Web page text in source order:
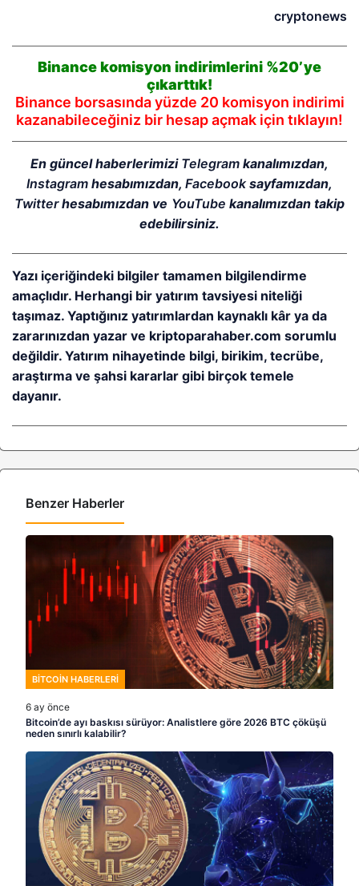
cryptonews
Binance komisyon indirimlerini %20’ye
çıkarttık!
Binance borsasında yüzde 20 komisyon indirimi
kazanabileceğiniz bir hesap açmak için tıklayın!
En güncel haberlerimizi Telegram kanalımızdan,
Instagramhesabımızdan, Facebooksayfamızdan,
Twitterhesabımızdan ve YouTube kanalımızdan takip
edebilirsiniz.
Yazı içeriğindeki bilgiler tamamen bilgilendirme
amaçlıdır. Herhangi bir yatırım tavsiyesi niteliği
taşımaz. Yaptığınız yatırımlardan kaynaklı kâr ya da
zararınızdan yazar ve kriptoparahaber.com sorumlu
değildir. Yatırım nihayetinde bilgi, birikim, tecrübe,
araştırma ve şahsi kararlar gibi birçok temele
dayanır.
Benzer Haberler
BITCOIN HABERLERI
6 ay önce
Bitcoin’de ayı baskısı sürüyor: Analistlere göre 2026 BTC çöküşü
neden sınırlı kalabilir?